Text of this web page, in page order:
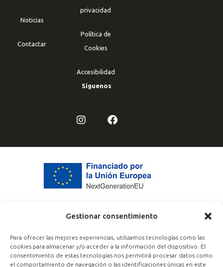
Gestionar consentimiento
Para ofrecer las mejores experiencias, utilizamos tecnologías como las
cookies para almacenar y/o acceder a la información del dispositivo. El
consentimiento de estas tecnologías nos permitirá procesar datos como
el comportamiento de navegación o las identificaciones únicas en este
Noticias
Contactar
privacidad
Política de
Cookies
Accesibilidad
Síguenos